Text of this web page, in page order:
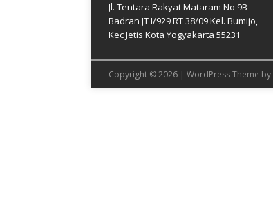
Jl. Tentara Rakyat Mataram No 9B
Badran JT I/929 RT 38/09 Kel. Bumijo,
Kec Jetis Kota Yogyakarta 55231
Copyright © 2026 | WordPress Theme by